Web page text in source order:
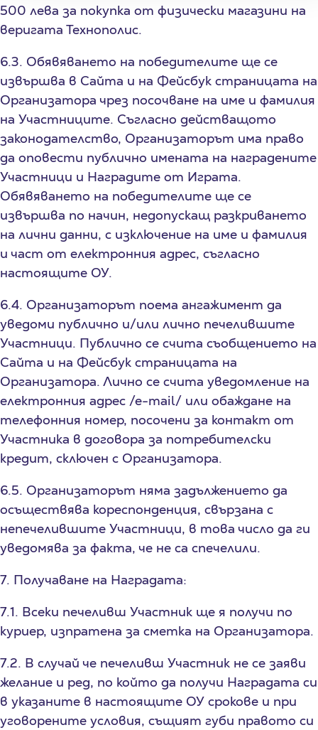
500 лева за покупка от физически магазини на
веригата Технополис.
6.3. Обявяването на победителите ще се
извършва в Сайта и на Фейсбук страницата на
Организатора чрез посочване на име и фамилия
на Участниците. Съгласно действащото
законодателство, Организаторът има право
да оповести публично имената на наградените
Участници и Наградите от Играта.
Обявяването на победителите ще се
извършва по начин, недопускащ разкриването
на лични данни, с изключение на име и фамилия
и част от електронния адрес, съгласно
настоящите ОУ.
6.4. Организаторът поема ангажимент да
уведоми публично и/или лично печелившите
Участници. Публично се счита съобщението на
Сайта и на Фейсбук страницата на
Организатора. Лично се счита уведомление на
електронния адрес /е-mail/ или обаждане на
телефонния номер, посочени за контакт от
Участника в договора за потребителски
кредит, сключен с Организатора.
6.5. Организаторът няма задължението да
осъществява кореспонденция, свързана с
непечелившите Участници, в това число да ги
уведомява за факта, че не са спечелили.
7. Получаване на Наградата:
7.1. Всеки печеливш Участник ще я получи по
куриер, изпратена за сметка на Организатора.
7.2. В случай че печеливш Участник не се заяви
желание и ред, по който да получи Наградата си
в указаните в настоящите ОУ срокове и при
уговорените условия, същият губи правото си